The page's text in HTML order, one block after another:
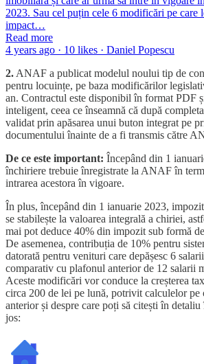
2023. Sau cel puțin cele 6 modificări pe care
impact…
Read more
4 years ago · 10 likes · Daniel Popescu
2. ANAF a publicat modelul noului tip de
pentru locuințe, pe baza modificărilor
an. Contractul este disponibil în format PDF
inteligent, ceea ce înseamnă că după
validat prin apăsarea unui buton integrat pe
documentului înainte de a fi transmis către
De ce este important: Începând din 1
închiriere trebuie înregistrate la ANAF în
intrarea acestora în vigoare.
În plus, începând din 1 ianuarie 2023,
se stabilește la valoarea integrală a chiriei,
mai pot deduce 40% din impozit sub formă
De asemenea, contribuția de 10% pentru
datorată pentru venituri care depășesc 6
comparativ cu plafonul anterior de 12 salarii
Aceste modificări vor conduce la creșterea
circa 200 de lei pe lună, potrivit calculelor pe
anterior și despre care poți să citești în
jos: